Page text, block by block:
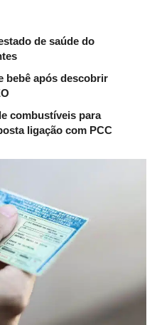
de saúde do
bebê após descobrir
combustíveis para
ligação com PCC